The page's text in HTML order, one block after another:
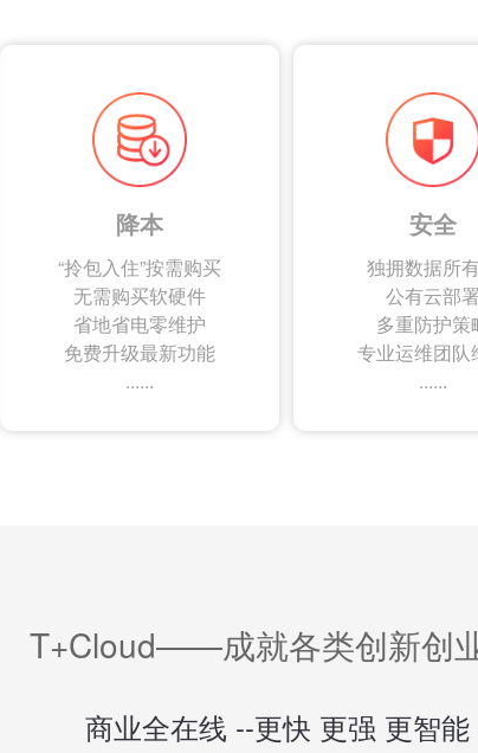
降本
“拎包入住”按需购买
无需购买软硬件
省地省电零维护
免费升级最新功能
......
安全
独拥数据所
公有云部署
多重防护策
专业运维团队
......
T+Cloud——成就各类创新创
商业全在线 --更快 更强 更智能